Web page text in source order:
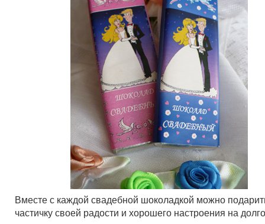
Вместе с каждой свадебной шоколадкой можно
частичку своей радости и хорошего настроения на